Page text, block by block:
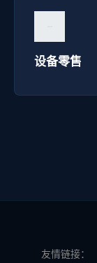
设备零售
询价咨询 →
友情链接：